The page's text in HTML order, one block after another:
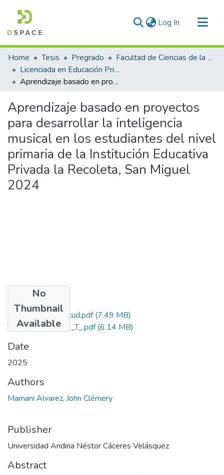
Log In (current)
Communities & Collections
All of DSpace
Statistics
Home Tesis Pregrado
Facultad de Ciencias de la Educación
Licenciada en Educación Primaria
Aprendizaje basado en proyectos para desarrollar la inteligencia musical en los estudiantes del nivel primaria de la Institución Educativa Privada la Recoleta, San Miguel 2024
Aprendizaje basado en proyectos
para desarrollar la inteligencia
musical en los estudiantes del nivel
primaria de la Institución Educativa
Privada la Recoleta, San Miguel
2024
No
Thumbnail
Available
Grado de Similitud.pdf(7.49 MB)
T036_71234316_T_.pdf(6.14 MB)
Date
2025
Authors
Mamani Alvarez, John Clémery
Publisher
Universidad Andina Néstor Cáceres Velásquez
Abstract